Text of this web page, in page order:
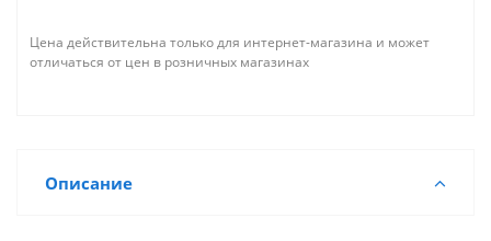
Цена действительна только для интернет-магазина и может
отличаться от цен в розничных магазинах
Описание